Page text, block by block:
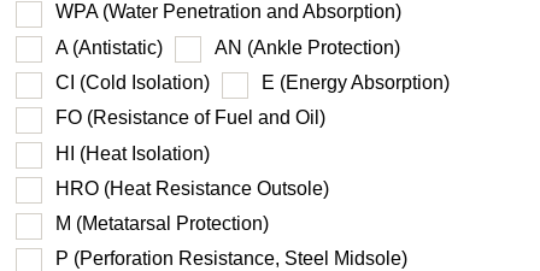
WPA (Water Penetration and Absorption)
A (Antistatic)
AN (Ankle Protection)
CI (Cold Isolation)
E (Energy Absorption)
FO (Resistance of Fuel and Oil)
HI (Heat Isolation)
HRO (Heat Resistance Outsole)
M (Metatarsal Protection)
P (Perforation Resistance, Steel Midsole)